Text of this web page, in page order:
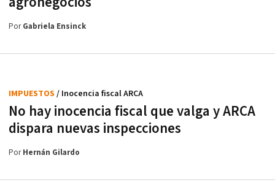
PorGabriela Ensinck
No hay inocencia fiscal que valga y ARCA
dispara nuevas inspecciones
IMPUESTOS / Inocencia fiscal ARCA
PorHernán Gilardo